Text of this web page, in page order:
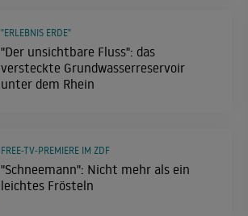
"Der unsichtbare Fluss": das
versteckte Grundwasserreservoir
unter dem Rhein
"ERLEBNIS ERDE"
"Schneemann": Nicht mehr als ein
leichtes Frösteln
FREE-TV-PREMIERE IM ZDF